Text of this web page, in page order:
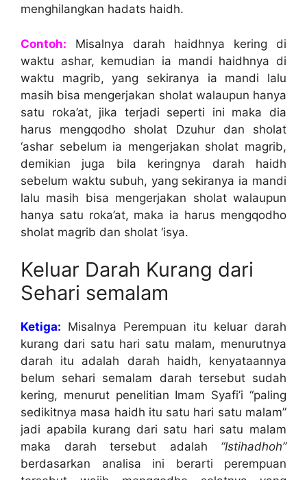
menghilangkan hadats haidh.
Contoh: Misalnya darah haidhnya kering di
waktu ashar, kemudian ia mandi haidhnya di
waktu magrib, yang sekiranya ia mandi lalu
masih bisa mengerjakan sholat walaupun hanya
satu roka’at, jika terjadi seperti ini maka dia
harus mengqodho sholat Dzuhur dan sholat
‘ashar sebelum ia mengerjakan sholat magrib,
demikian juga bila keringnya darah haidh
sebelum waktu subuh, yang sekiranya ia mandi
lalu masih bisa mengerjakan sholat walaupun
hanya satu roka’at, maka ia harus mengqodho
sholat magrib dan sholat ‘isya.
Keluar Darah Kurang dari
Sehari semalam
Ketiga: Misalnya Perempuan itu keluar darah
kurang dari satu hari satu malam, menurutnya
darah itu adalah darah haidh, kenyataannya
belum sehari semalam darah tersebut sudah
kering, menurut penelitian Imam Syafi’i “paling
sedikitnya masa haidh itu satu hari satu malam”
jadi apabila kurang dari satu hari satu malam
maka darah tersebut adalah “Istihadhoh”
berdasarkan analisa ini berarti perempuan